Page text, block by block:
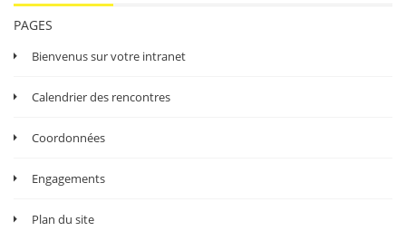
PAGES
Bienvenus sur votre intranet
Calendrier des rencontres
Coordonnées
Engagements
Plan du site